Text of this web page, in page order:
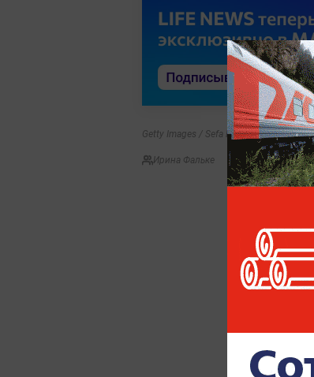
Getty Images / Sefa Karacan
Ирина Фальке